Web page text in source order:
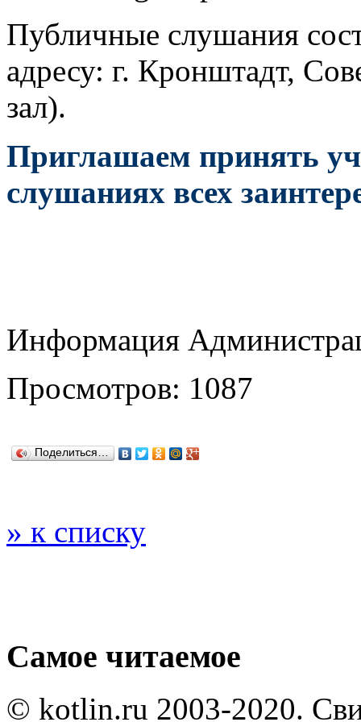
Публичные слушания
адресу: г. Кронштадт,
зал).
Приглашаем принять
слушаниях всех
Информация
Просмотров: 1087
Поделиться…
» к списку
Самое читаемое
© kotlin.ru 2003-2020.